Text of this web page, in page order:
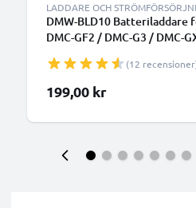
LADDARE OCH
DMW-BLD10 Batteriladdare
DMC-GF2 / DMC-G3 / DMC-
(12
199,00 kr